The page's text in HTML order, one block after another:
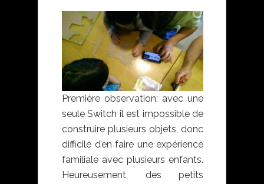
Première observation: avec une
seule Switch il est impossible de
construire plusieurs objets, donc
difficile d’en faire une expérience
familiale avec plusieurs enfants.
Heureusement, des petits